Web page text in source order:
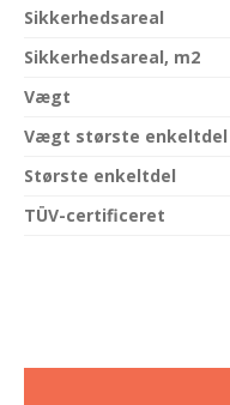
Sikkerhedsareal
Sikkerhedsareal, m2
Vægt
Vægt største enkeltdel
Største enkeltdel
TÜV-certificeret